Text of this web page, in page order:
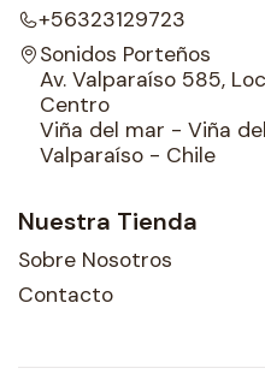
+56323129723
Sonidos Porteños
Av. Valparaíso 585,
Centro
Viña del mar - Viña
Valparaíso - Chile
Nuestra Tienda
Sobre Nosotros
Contacto